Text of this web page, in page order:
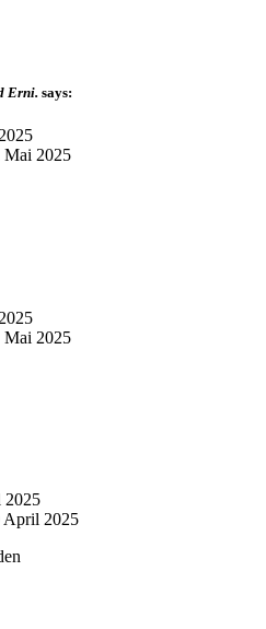
Erni. says:
Mai 2025
Mai 2025
2025
April 2025